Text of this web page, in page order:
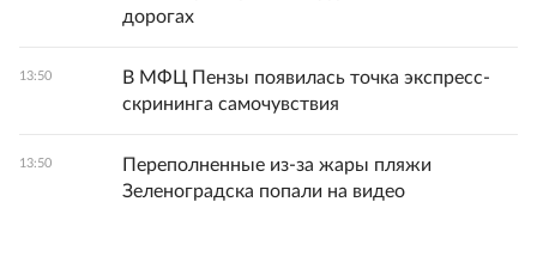
дорогах
13:50
В МФЦ Пензы появилась точка экспресс-
скрининга самочувствия
13:50
Переполненные из-за жары пляжи
Зеленоградска попали на видео